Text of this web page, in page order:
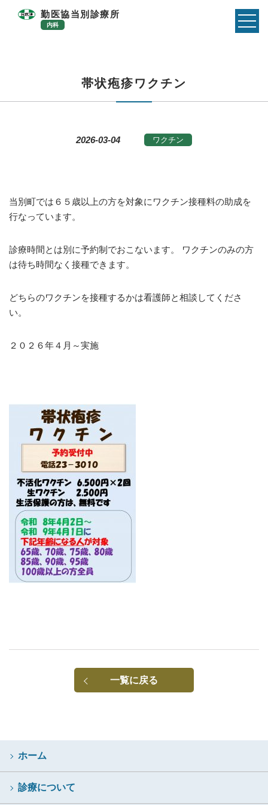
勤医協当別診療所
内科
帯状疱疹ワクチン
2026-03-04 ワクチン
当別町では６５歳以上の方を対象にワクチン接種料の助成を
行なっています。
診療時間とは別に予約制でおこないます。 ワクチンのみの方
は待ち時間なく接種できます。
どちらのワクチンを接種するかは看護師と相談してくださ
い。
２０２６年４月～実施
一覧に戻る
ホーム
診療について